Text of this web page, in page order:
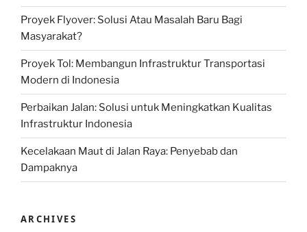
Proyek Flyover: Solusi Atau Masalah Baru Bagi
Masyarakat?
Proyek Tol: Membangun Infrastruktur Transportasi
Modern di Indonesia
Perbaikan Jalan: Solusi untuk Meningkatkan Kualitas
Infrastruktur Indonesia
Kecelakaan Maut di Jalan Raya: Penyebab dan
Dampaknya
ARCHIVES